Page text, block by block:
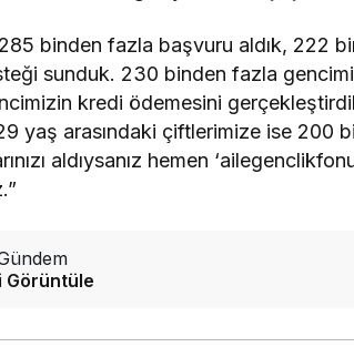
binden fazla başvuru aldık, 222
sunduk. 230 binden fazla
kredi ödemesini
yaş arasındaki çiftlerimize ise 200
aldıysanız hemen
Görüntüle